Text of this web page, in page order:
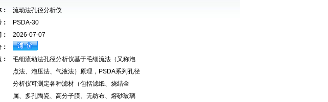
流动法孔径分析仪
PSDA-30
2026-07-07
毛细流动法孔径分析仪基于毛细流法（又称泡
点法、泡压法、气液法）原理，PSDA系列孔径
分析仪可测定各种滤材（包括滤纸、烧结金
属、多孔陶瓷、高分子膜、无纺布、熔砂玻璃